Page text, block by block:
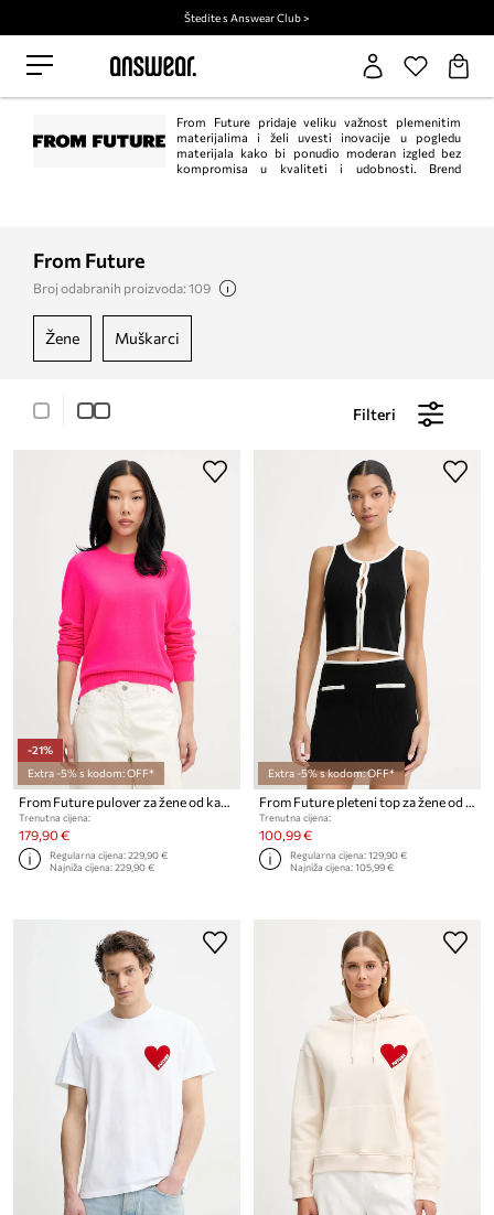
Štedite s Answear Club >
From Future pridaje veliku važnost plemenitim
materijalima i želi uvesti inovacije u pogledu
materijala kako bi ponudio moderan izgled bez
kompromisa u kvaliteti i udobnosti. Brend
kontrolira svaki korak, od vlakana do prodaje i obrade.
From Future
Broj odabranih proizvoda: 109
žene muškarci
Filteri
-21%
Extra -5% s kodom: OFF*
From Future pulover za žene od kašmira
Trenutna cijena:
179,90 €
Regularna cijena:229,90 €
Najniža cijena:229,90 €
Extra -5% s kodom: OFF*
From Future pleteni top za žene od vune
Trenutna cijena:
100,99 €
Regularna cijena:129,90 €
Najniža cijena:105,99 €